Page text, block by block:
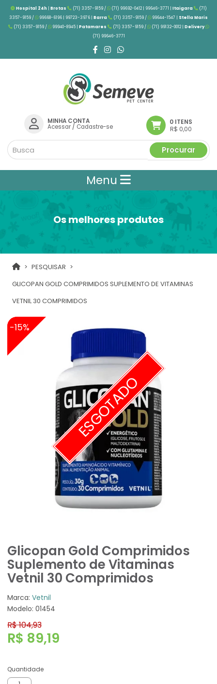
Hospital 24h| Brotas (71) 3357-9159 / (71) 99692-0412 | 99646-3771 | Itaigara
(71)
3357-9159 /
99668-6196 | 99723-3976 | Barra (71) 3357-9159 / 99644-1547 | Stella Maris
(71) 3357-9159 /
99940-8945 | Patamares (71) 3357-9159 / (71) 99132-0012 | Delivery
(71) 99646-3771
MINHA CONTA
Acessar/ Cadastre-se
0 ITENS
R$ 0,00
Procurar
Menu
Os melhores produtos
PESQUISAR
GLICOPAN GOLD COMPRIMIDOS SUPLEMENTO DE VITAMINAS
VETNIL 30 COMPRIMIDOS
ESGOTADO
-15%
Glicopan Gold Comprimidos
Suplemento de Vitaminas
Vetnil 30 Comprimidos
Marca: Vetnil
Modelo: 01454
R$ 104,93
R$ 89,19
Quantidade